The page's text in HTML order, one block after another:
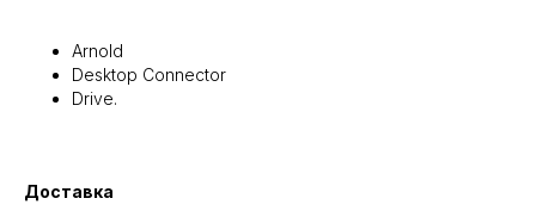
Arnold
Desktop Connector
Drive.
Доставка